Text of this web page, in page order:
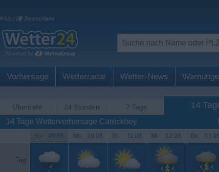
RSS | Deutschland
Vorhersage Wetterradar Wetter-News
Übersicht 24 Stunden 7 Tage 14
14 Tage Wettervorhersage Carrickboy
So. 09.08. Mo. 10.08. Di. 11.08. Mi. 12.08. Do.
Tag